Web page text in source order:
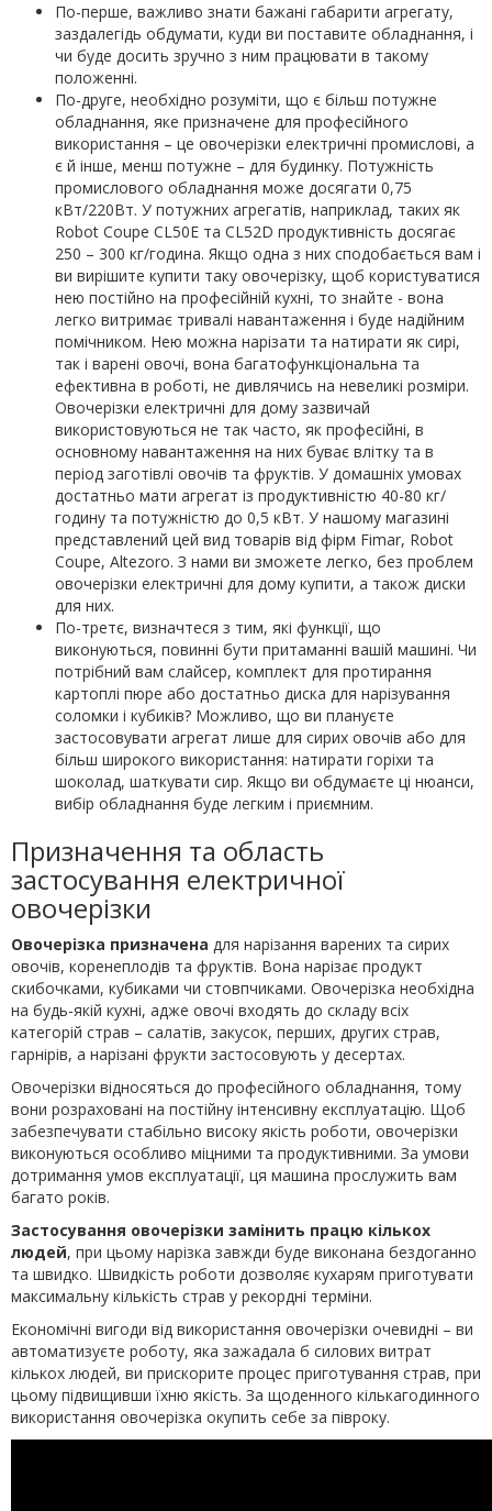
По-перше, важливо знати бажані габарити агрегату,
заздалегідь обдумати, куди ви поставите обладнання, і
чи буде досить зручно з ним працювати в такому
положенні.
По-друге, необхідно розуміти, що є більш потужне
обладнання, яке призначене для професійного
використання – це овочерізки електричні промислові, а
є й інше, менш потужне – для будинку. Потужність
промислового обладнання може досягати 0,75
кВт/220Вт. У потужних агрегатів, наприклад, таких як
Robot Coupe CL50E та CL52D продуктивність досягає
250 – 300 кг/година. Якщо одна з них сподобається вам і
ви вирішите купити таку овочерізку, щоб користуватися
нею постійно на професійній кухні, то знайте - вона
легко витримає тривалі навантаження і буде надійним
помічником. Нею можна нарізати та натирати як сирі,
так і варені овочі, вона багатофункціональна та
ефективна в роботі, не дивлячись на невеликі розміри.
Овочерізки електричні для дому зазвичай
використовуються не так часто, як професійні, в
основному навантаження на них буває влітку та в
період заготівлі овочів та фруктів. У домашніх умовах
достатньо мати агрегат із продуктивністю 40-80 кг/
годину та потужністю до 0,5 кВт. У нашому магазині
представлений цей вид товарів від фірм Fimar, Robot
Coupe, Altezoro. З нами ви зможете легко, без проблем
овочерізки електричні для дому купити, а також диски
для них.
По-третє, визначтеся з тим, які функції, що
виконуються, повинні бути притаманні вашій машині. Чи
потрібний вам слайсер, комплект для протирання
картоплі пюре або достатньо диска для нарізування
соломки і кубиків? Можливо, що ви плануєте
застосовувати агрегат лише для сирих овочів або для
більш широкого використання: натирати горіхи та
шоколад, шаткувати сир. Якщо ви обдумаєте ці нюанси,
вибір обладнання буде легким і приємним.
Призначення та область
застосування електричної
овочерізки
Овочерізка призначена для нарізання варених та сирих
овочів, коренеплодів та фруктів. Вона нарізає продукт
скибочками, кубиками чи стовпчиками. Овочерізка необхідна
на будь-якій кухні, адже овочі входять до складу всіх
категорій страв – салатів, закусок, перших, других страв,
гарнірів, а нарізані фрукти застосовують у десертах.
Овочерізки відносяться до професійного обладнання, тому
вони розраховані на постійну інтенсивну експлуатацію. Щоб
забезпечувати стабільно високу якість роботи, овочерізки
виконуються особливо міцними та продуктивними. За умови
дотримання умов експлуатації, ця машина прослужить вам
багато років.
Застосування овочерізки замінить працю кількох
людей, при цьому нарізка завжди буде виконана бездоганно
та швидко. Швидкість роботи дозволяє кухарям приготувати
максимальну кількість страв у рекордні терміни.
Економічні вигоди від використання овочерізки очевидні – ви
автоматизуєте роботу, яка зажадала б силових витрат
кількох людей, ви прискорите процес приготування страв, при
цьому підвищивши їхню якість. За щоденного кількагодинного
використання овочерізка окупить себе за півроку.